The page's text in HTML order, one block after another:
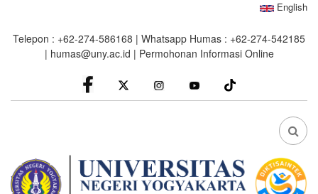
main
English
Telepon : +62-274-586168 | Whatsapp Humas : +62-274-542185
| humas@uny.ac.id | Permohonan Informasi Online
facebook
Instagram youtube
FA